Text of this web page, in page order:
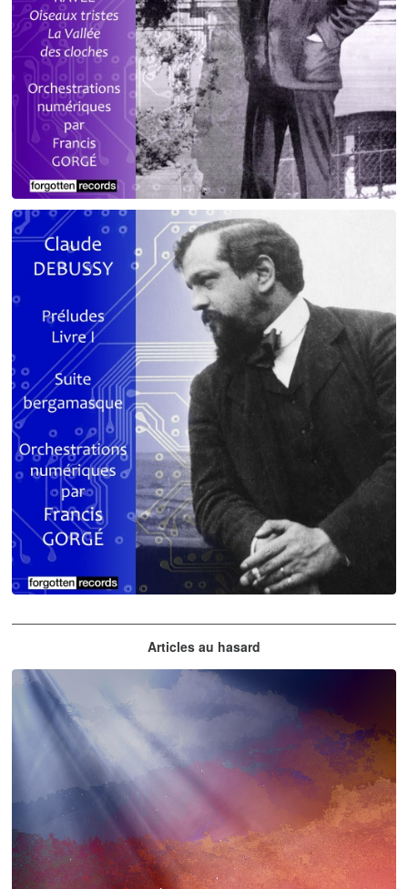
Debussy - Schmitt - Ravel
orchestrations numériques par Francis Gorgé
Articles au hasard